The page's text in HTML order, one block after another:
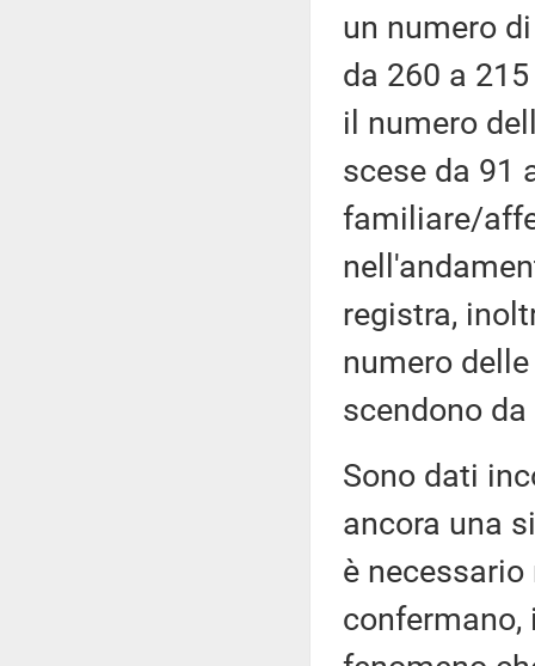
un numero
da 260 a
il numero
scese da 91
familiare/
registra,
numero
scendono
Sono dati
ancora una
è
confermano,